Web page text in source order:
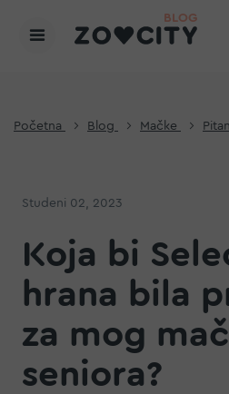
Početna Blog Mačke
Studeni 02, 2023
Koja bi
hrana bila
za mog
seniora?